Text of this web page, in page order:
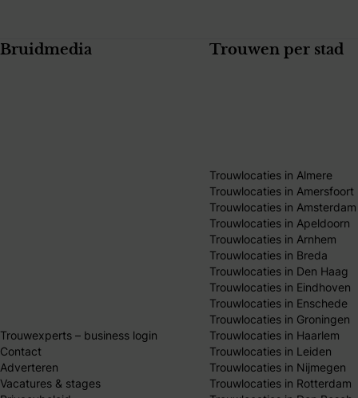
Bruidmedia
Trouwexperts – business login
Contact
Adverteren
Vacatures & stages
Trouwen per stad
Trouwlocaties in Almere
Trouwlocaties in Amersfoort
Trouwlocaties in Amsterdam
Trouwlocaties in Apeldoorn
Trouwlocaties in Arnhem
Trouwlocaties in Breda
Trouwlocaties in Den Haag
Trouwlocaties in Eindhoven
Trouwlocaties in Enschede
Trouwlocaties in Groningen
Trouwlocaties in Haarlem
Trouwlocaties in Leiden
Trouwlocaties in Nijmegen
Trouwlocaties in Rotterdam